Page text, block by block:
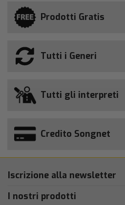
Prodotti Gratis
Tutti i Generi
Tutti gli interpreti
Credito Songnet
Iscrizione alla newsletter
I nostri prodotti